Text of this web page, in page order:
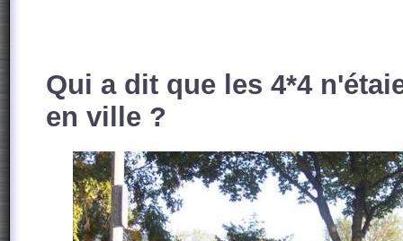
Qui a dit que les 4*4
en ville ?